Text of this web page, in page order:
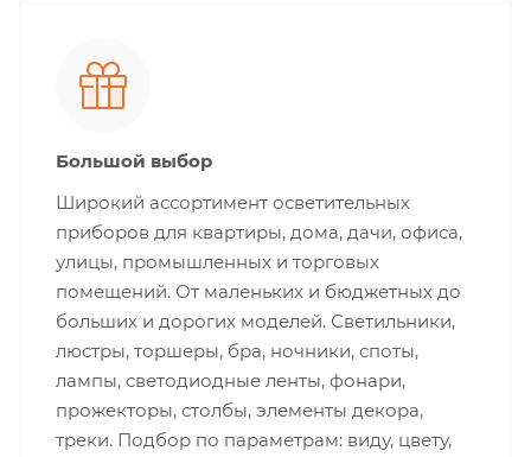
Большой выбор
Широкий ассортимент осветительных
приборов для квартиры, дома, дачи, офиса,
улицы, промышленных и торговых
помещений. От маленьких и бюджетных до
больших и дорогих моделей. Светильники,
люстры, торшеры, бра, ночники, споты,
лампы, светодиодные ленты, фонари,
прожекторы, столбы, элементы декора,
треки. Подбор по параметрам: виду, цвету,